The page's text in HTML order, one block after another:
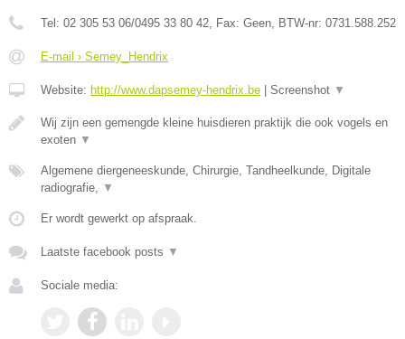
Tel: 02 305 53 06/0495 33 80 42, Fax: Geen, BTW-nr: 0731.588.252
E-mail › Semey_Hendrix
Website: http://www.dapsemey-hendrix.be Screenshot ▼
Wij zijn een gemengde kleine huisdieren praktijk die ook vogels en
exoten ▼
Algemene diergeneeskunde, Chirurgie, Tandheelkunde, Digitale
radiografie, ▼
Er wordt gewerkt op afspraak.
Laatste facebook posts ▼
Sociale media: